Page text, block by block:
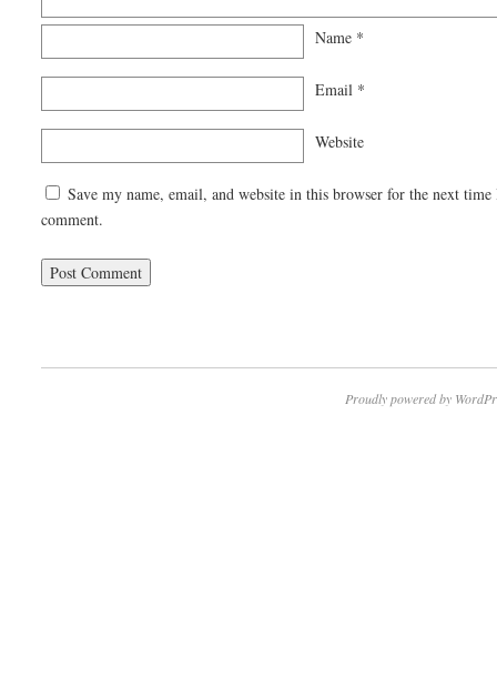
Name *
Email *
Website
Save my name, email, and website in this browser for the next
comment.
Proudly powered by